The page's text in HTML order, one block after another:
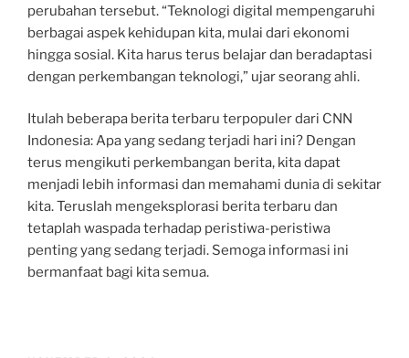
perubahan tersebut. “Teknologi digital mempengaruhi
berbagai aspek kehidupan kita, mulai dari ekonomi
hingga sosial. Kita harus terus belajar dan beradaptasi
dengan perkembangan teknologi,” ujar seorang ahli.
Itulah beberapa berita terbaru terpopuler dari CNN
Indonesia: Apa yang sedang terjadi hari ini? Dengan
terus mengikuti perkembangan berita, kita dapat
menjadi lebih informasi dan memahami dunia di sekitar
kita. Teruslah mengeksplorasi berita terbaru dan
tetaplah waspada terhadap peristiwa-peristiwa
penting yang sedang terjadi. Semoga informasi ini
bermanfaat bagi kita semua.